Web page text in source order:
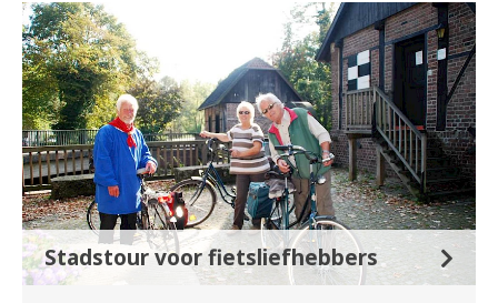
Stadstour voor fietsliefhebbers